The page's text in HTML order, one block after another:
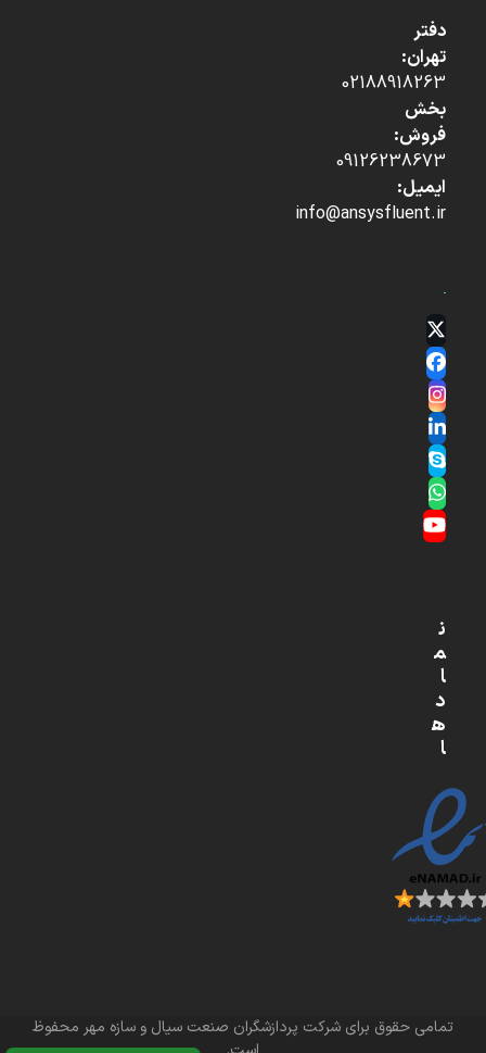
دفتر
تهران:
02188918263
بخش
فروش:
09126238673
ایمیل:
info@ansysfluent.ir
Twitter
(deprecated)
Facebook
Instagram
LinkedIn
Skype
Whatsapp
YouTube
ن
م
ا
د
ه
ا
تمامی حقوق برای شرکت پردازشگران صنعت سیال و سازه مهر محفوظ